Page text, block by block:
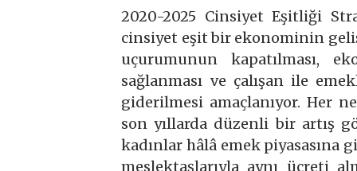
2020-2025 Cinsiyet Eşitliği
cinsiyet eşit bir ekonominin
uçurumunun kapatılması,
sağlanması ve çalışan ile
giderilmesi amaçlanıyor. Her
son yıllarda düzenli bir artış
kadınlar hâlâ emek piyasasına
meslektaşlarıyla aynı ücreti